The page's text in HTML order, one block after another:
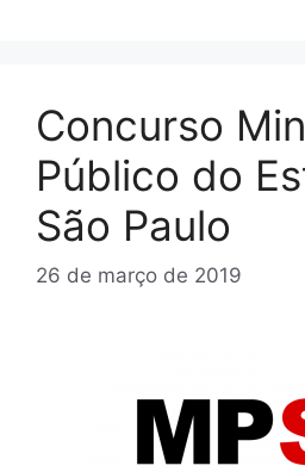
Concurso
Público do
São Paulo
26 de março de 2019